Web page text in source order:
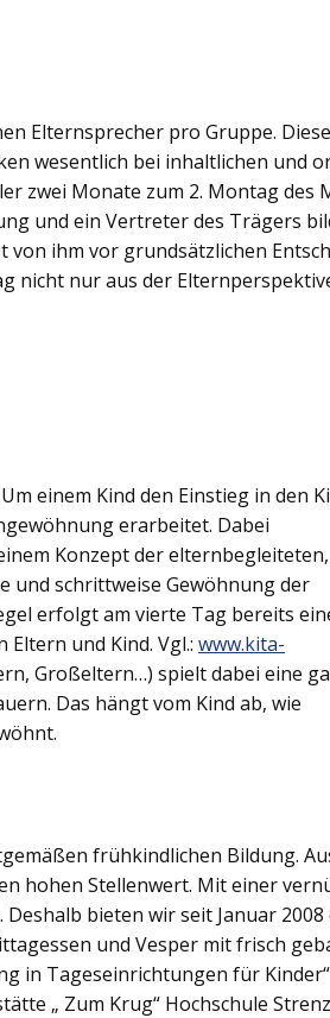
Elternsprecher pro Gruppe.
wesentlich bei inhaltlichen und
zwei Monate zum 2. Montag des
und ein Vertreter des Trägers
ihm vor grundsätzlichen
nicht nur aus der
einem Kind den Einstieg in den
erarbeitet. Dabei
Konzept der elternbegleiteten,
und schrittweise Gewöhnung der
erfolgt am vierte Tag bereits
und Kind. Vgl.: www.kita-
Großeltern…) spielt dabei eine
Das hängt vom Kind ab, wie
frühkindlichen Bildung.
hohen Stellenwert. Mit einer
bieten wir seit Januar
und Vesper mit frisch
in Tageseinrichtungen für
„ Zum Krug“ Hochschule